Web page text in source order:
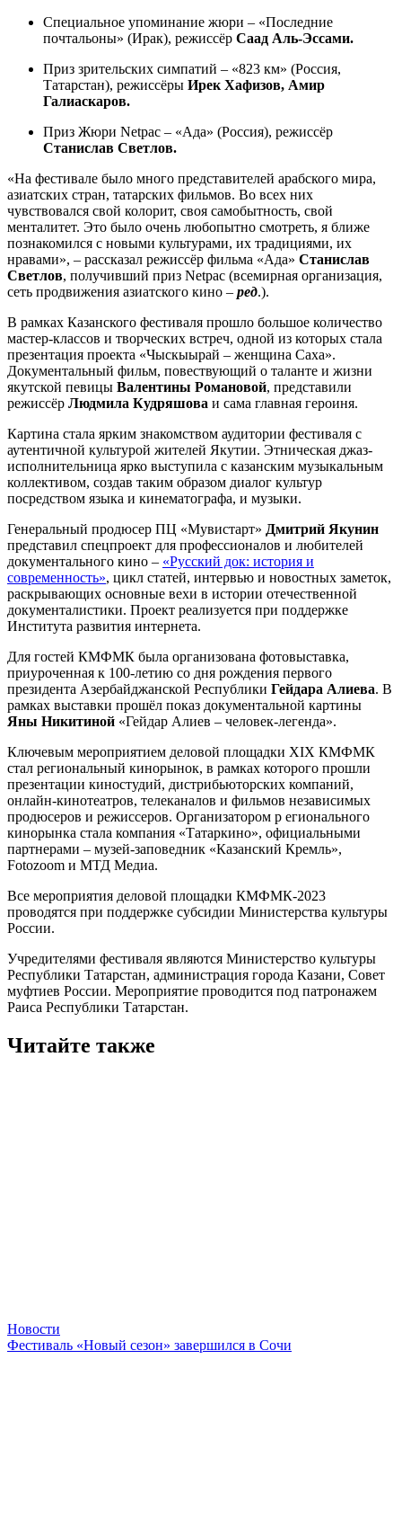
Специальное упоминание жюри – «Последние
почтальоны» (Ирак), режиссёр Саад Аль-Эссами.
Приз зрительских симпатий – «823 км» (Россия,
Татарстан), режиссёры Ирек Хафизов, Амир
Галиаскаров.
Приз Жюри Netpac – «Ада» (Россия), режиссёр
Станислав Светлов.
«На фестивале было много представителей арабского мира,
азиатских стран, татарских фильмов. Во всех них
чувствовался свой колорит, своя самобытность, свой
менталитет. Это было очень любопытно смотреть, я ближе
познакомился с новыми культурами, их традициями, их
нравами», – рассказал режиссёр фильма «Ада» Станислав
Светлов, получивший приз Netpac (всемирная организация,
сеть продвижения азиатского кино – ред.).
В рамках Казанского фестиваля прошло большое количество
мастер-классов и творческих встреч, одной из которых стала
презентация проекта «Чыскыырай – женщина Саха».
Документальный фильм, повествующий о таланте и жизни
якутской певицы Валентины Романовой, представили
режиссёр Людмила Кудряшова и сама главная героиня.
Картина стала ярким знакомством аудитории фестиваля с
аутентичной культурой жителей Якутии. Этническая джаз-
исполнительница ярко выступила с казанским музыкальным
коллективом, создав таким образом диалог культур
посредством языка и кинематографа, и музыки.
Генеральный продюсер ПЦ «Мувистарт» Дмитрий Якунин
представил спецпроект для профессионалов и любителей
документального кино – «Русский док: история и
современность», цикл статей, интервью и новостных заметок,
раскрывающих основные вехи в истории отечественной
документалистики. Проект реализуется при поддержке
Института развития интернета.
Для гостей КМФМК была организована фотовыставка,
приуроченная к 100-летию со дня рождения первого
президента Азербайджанской Республики Гейдара Алиева. В
рамках выставки прошёл показ документальной картины
Яны Никитиной «Гейдар Алиев – человек-легенда».
Ключевым мероприятием деловой площадки XIX КМФМК
стал региональный кинорынок, в рамках которого прошли
презентации киностудий, дистрибьюторских компаний,
онлайн-кинотеатров, телеканалов и фильмов независимых
продюсеров и режиссеров. Организатором р егионального
кинорынка стала компания «Татаркино», официальными
партнерами – музей-заповедник «Казанский Кремль»,
Fotozoom и МТД Медиа.
Все мероприятия деловой площадки КМФМК-2023
проводятся при поддержке субсидии Министерства культуры
России.
Учредителями фестиваля являются Министерство культуры
Республики Татарстан, администрация города Казани, Совет
муфтиев России. Мероприятие проводится под патронажем
Раиса Республики Татарстан.
Читайте также
Новости
Фестиваль «Новый сезон» завершился в Сочи